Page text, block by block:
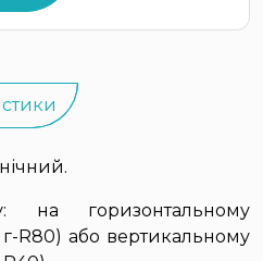
на горизонтальному
г-R80) або вертикальному